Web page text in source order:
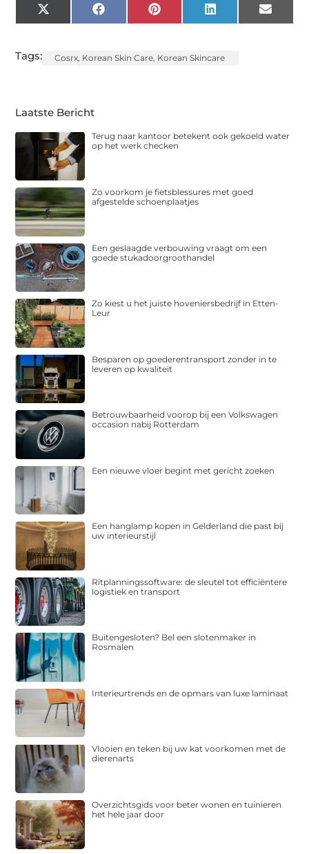
X
(Twitter)
FacebookPinterest LinkedIn Email
Tags: Cosrx, Korean Skin Care, Korean Skincare
Laatste Bericht
Terug naar kantoor betekent ook gekoeld water
op het werk checken
Zo voorkom je fietsblessures met goed
afgestelde schoenplaatjes
Een geslaagde verbouwing vraagt om een
goede stukadoorgroothandel
Zo kiest u het juiste hoveniersbedrijf in Etten-
Leur
Besparen op goederentransport zonder in te
leveren op kwaliteit
Betrouwbaarheid voorop bij een Volkswagen
occasion nabij Rotterdam
Een nieuwe vloer begint met gericht zoeken
Een hanglamp kopen in Gelderland die past bij
uw interieurstijl
Ritplanningssoftware: de sleutel tot efficiëntere
logistiek en transport
Buitengesloten? Bel een slotenmaker in
Rosmalen
Interieurtrends en de opmars van luxe laminaat
Vlooien en teken bij uw kat voorkomen met de
dierenarts
Overzichtsgids voor beter wonen en tuinieren
het hele jaar door